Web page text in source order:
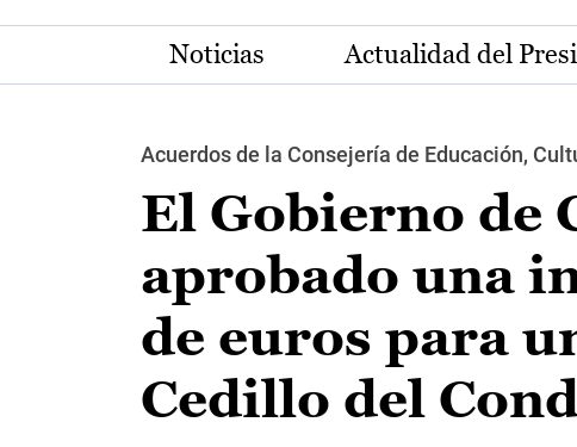
Noticias Actualidad del
Acuerdos de la Consejería de Educación,
El Gobierno de
aprobado una
de euros para
Cedillo del